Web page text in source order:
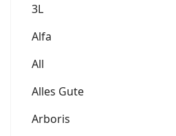
3L
Alfa
All
Alles Gute
Arboris